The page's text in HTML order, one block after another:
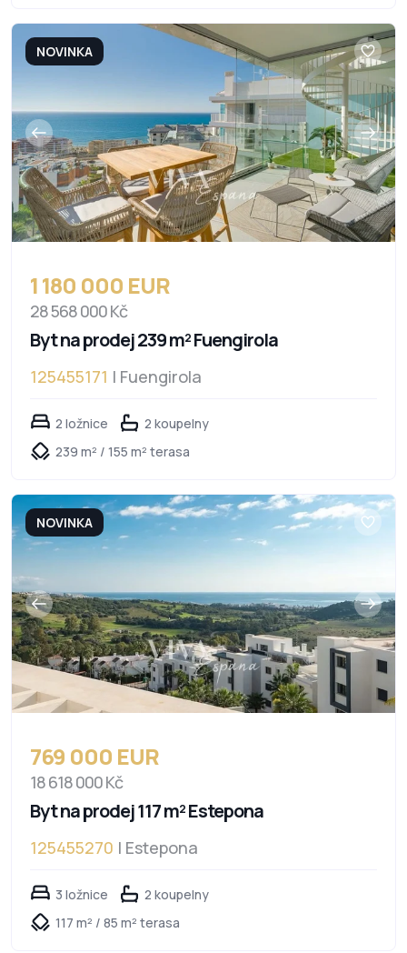
NOVINKA
1 180 000 EUR
28 568 000 Kč
Byt na prodej 239 m² Fuengirola
125455171 | Fuengirola
2 ložnice
2 koupelny
239 m² / 155 m² terasa
NOVINKA
769 000 EUR
18 618 000 Kč
Byt na prodej 117 m² Estepona
125455270 | Estepona
3 ložnice
2 koupelny
117 m² / 85 m² terasa